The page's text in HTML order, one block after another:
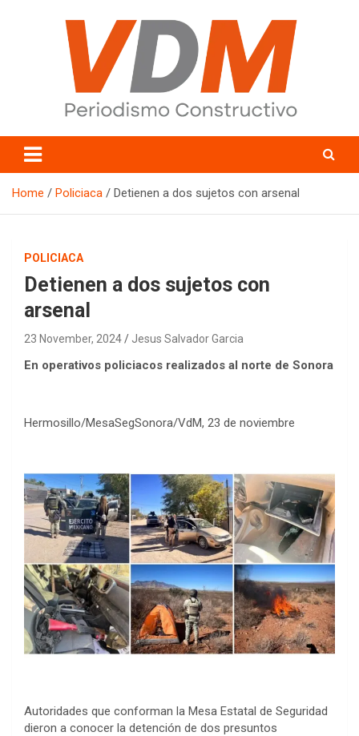
valledelmayo.com
Home Policiaca Detienen a dos sujetos con arsenal
POLICIACA
Detienen a dos sujetos con
arsenal
23 November, 2024 Jesus Salvador Garcia
En operativos policiacos realizados al norte de Sonora
Hermosillo/MesaSegSonora/VdM, 23 de noviembre
Autoridades que conforman la Mesa Estatal de Seguridad
dieron a conocer la detención de dos presuntos